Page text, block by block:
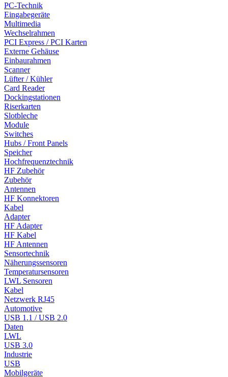
PC-Technik
Eingabegeräte
Multimedia
Wechselrahmen
PCI Express / PCI Karten
Externe Gehäuse
Einbaurahmen
Scanner
Lüfter / Kühler
Card Reader
Dockingstationen
Riserkarten
Slotbleche
Module
Switches
Hubs / Front Panels
Speicher
Hochfrequenztechnik
HF Zubehör
Zubehör
Antennen
HF Konnektoren
Kabel
Adapter
HF Adapter
HF Kabel
HF Antennen
Sensortechnik
Näherungssensoren
Temperatursensoren
LWL Sensoren
Kabel
Netzwerk RJ45
Automotive
USB 1.1 / USB 2.0
Daten
LWL
USB 3.0
Industrie
USB
Mobilgeräte